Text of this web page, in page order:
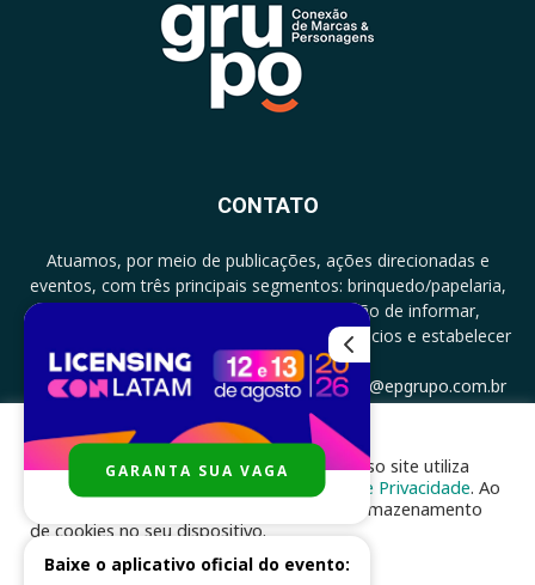
CONTATO
Atuamos, por meio de publicações, ações direcionadas e
eventos, com três principais segmentos: brinquedo/papelaria,
licenciamento e zero a três com a missão de informar,
documentar, proporcionar encontro de negócios e estabelecer
parcerias.
CONTATO: +5511994513097 - atendimento@epgrupo.com.br
SIGA-NOS
Para melhor experiência e navegação, nosso site utiliza
cookies, de acordo com a nossa
Política de Privacidade. Ao
clicar em “aceito”, você concorda com o armazenamento
de cookies no seu dispositivo.
ACEITAR
GARANTA SUA VAGA
Baixe o aplicativo oficial do evento: